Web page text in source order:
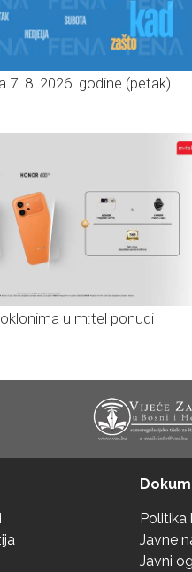
7. 8. 2026. godine (petak)
u m:tel ponudi
Politika
Javne
Javni